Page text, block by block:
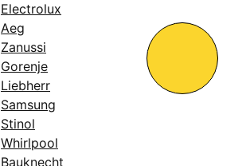
Electrolux
Aeg
Zanussi
Gorenje
Liebherr
Samsung
Stinol
Whirlpool
Bauknecht